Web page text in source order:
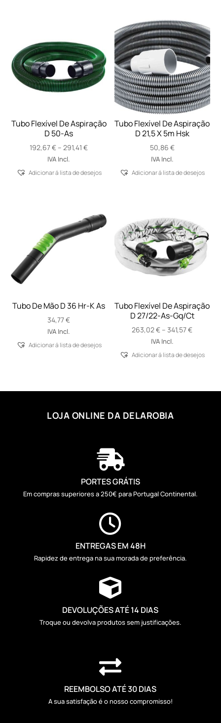
Tubo Flexível De Aspiração
D 50-As
192,67€ – 291,41€Price
through
IVA Incl.
Adicionar á lista de desejos
Tubo Flexível De Aspiração
D 21,5 X 5m Hsk
50,86 €
IVA Incl.
Adicionar á lista de desejos
Tubo De Mão D 36 Hr-K As
34,77€
IVA Incl.
Adicionar á lista de desejos
Tubo Flexível De Aspiração
D 27/22-As-Gq/Ct
263,02€ – 341,57€Price
through
IVA Incl.
Adicionar á lista de desejos
LOJA ONLINE DA DELAROBIA

PORTES GRÁTIS
Em compras superiores a 250€ para Portugal Continental.

ENTREGAS EM 48H
Rapidez de entrega na sua morada de preferência.

DEVOLUÇÕES ATÉ 14 DIAS
Troque ou devolva produtos sem justificações.

REEMBOLSO ATÉ 30 DIAS
A sua satisfação é o nosso compromisso!